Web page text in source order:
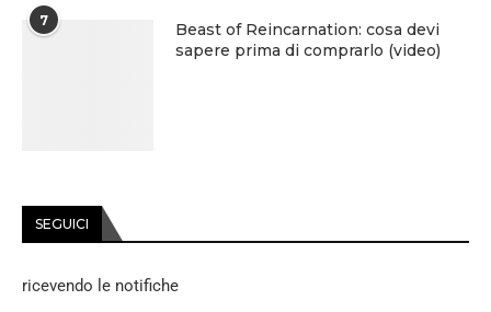
7
Beast of Reincarnation: cosa devi
sapere prima di comprarlo (video)
SEGUICI
ricevendo le notifiche